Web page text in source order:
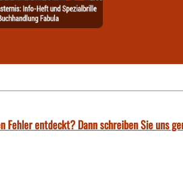
Fehler entdeckt? Dann schreiben Sie uns